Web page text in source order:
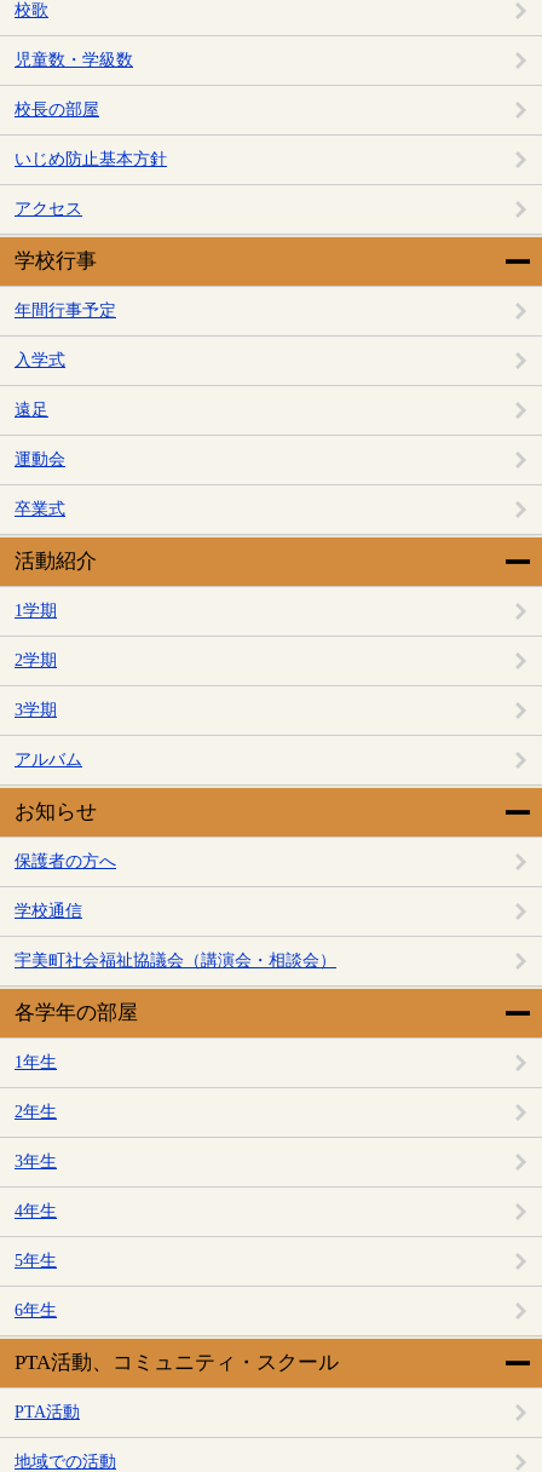
校歌
児童数・学級数
校長の部屋
いじめ防止基本方針
アクセス
学校行事
年間行事予定
入学式
遠足
運動会
卒業式
活動紹介
1学期
2学期
3学期
アルバム
お知らせ
保護者の方へ
学校通信
宇美町社会福祉協議会（講演会・相談会）
各学年の部屋
1年生
2年生
3年生
4年生
5年生
6年生
PTA活動、コミュニティ・スクール
PTA活動
地域での活動